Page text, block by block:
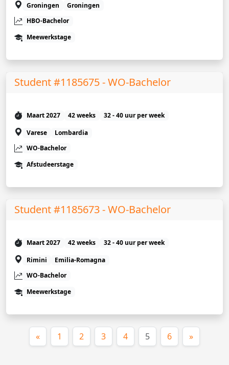
Groningen
Groningen
HBO-Bachelor
Meewerkstage
Student #1185675 - WO-Bachelor
Maart 2027 42 weeks
32 - 40 uur per week
Varese
Lombardia
WO-Bachelor
Afstudeerstage
Student #1185673 - WO-Bachelor
Maart 2027 42 weeks
32 - 40 uur per week
Rimini
Emilia-Romagna
WO-Bachelor
Meewerkstage
« 1 2 3 4 5(huidige)
6 »